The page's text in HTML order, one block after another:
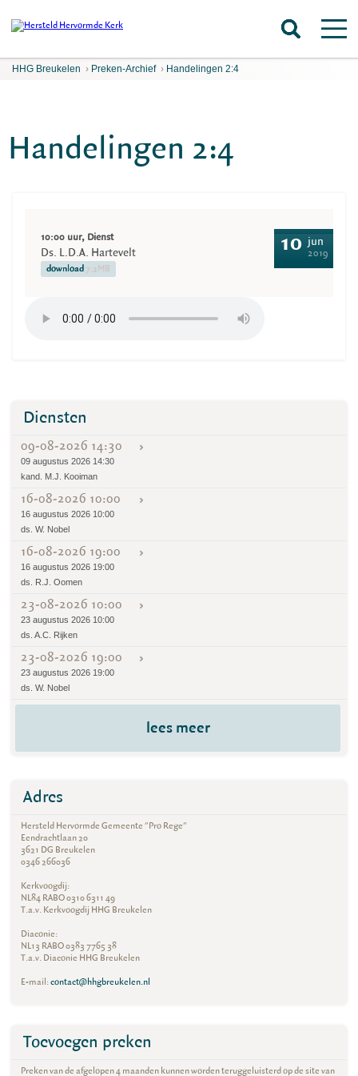
HHG Breukelen › Preken-Archief › Handelingen 2:4
Handelingen 2:4
10:00 uur, Dienst
Ds. L.D.A. Hartevelt
download7.2MB
10 jun
2019
Diensten
09-08-2026 14:30
09 augustus 2026 14:30
kand. M.J. Kooiman
16-08-2026 10:00
16 augustus 2026 10:00
ds. W. Nobel
16-08-2026 19:00
16 augustus 2026 19:00
ds. R.J. Oomen
23-08-2026 10:00
23 augustus 2026 10:00
ds. A.C. Rijken
23-08-2026 19:00
23 augustus 2026 19:00
ds. W. Nobel
lees meer
Adres
Hersteld Hervormde Gemeente "Pro Rege"
Eendrachtlaan 20
3621 DG Breukelen
0346 266036
Kerkvoogdij:
NL84 RABO 0310 6311 49
T.a.v. Kerkvoogdij HHG Breukelen
Diaconie:
NL13 RABO 0383 7765 38
T.a.v. Diaconie HHG Breukelen
E-mail:contact@hhgbreukelen.nl
Toevoegen preken
Preken van de afgelopen 4 maanden kunnen worden teruggeluisterd op de site van